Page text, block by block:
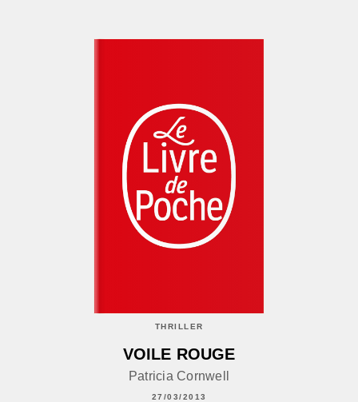
THRILLER
VOILE ROUGE
Patricia Cornwell
27/03/2013